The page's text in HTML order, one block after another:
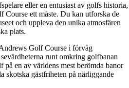
eller en entusiast av golfs historia,
Course ett måste. Du kan utforska de
och uppleva den unika atmosfären
plats.
Golf Course i förväg
runt omkring golfbanan
på en av världens mest berömda banor
skotska gästfriheten på närliggande